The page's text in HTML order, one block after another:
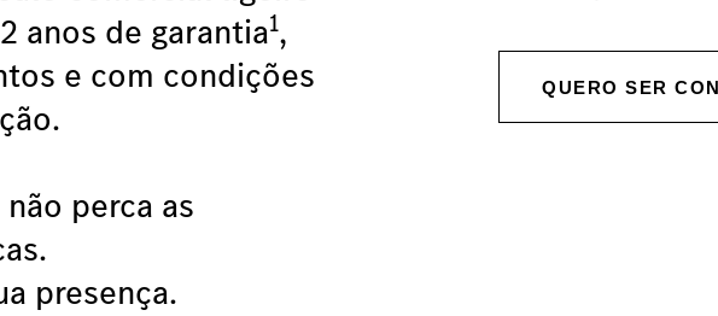
anos de garantia1,
e com condições
perca as
presença.